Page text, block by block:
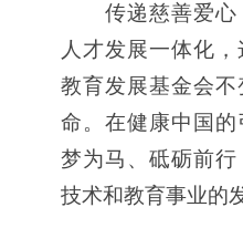
传递慈善爱心
人才发展一体化
教育发展基金会
命。在健康中国
梦为马、砥砺前
技术和教育事业的